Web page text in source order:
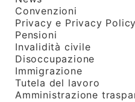
Convenzioni
Privacy e Privacy Policy
Pensioni
Invalidità civile
Disoccupazione
Immigrazione
Tutela del lavoro
Amministrazione